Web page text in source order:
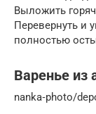
Выложить
Перевернуть и
полностью
Варенье из
nanka‑photo/